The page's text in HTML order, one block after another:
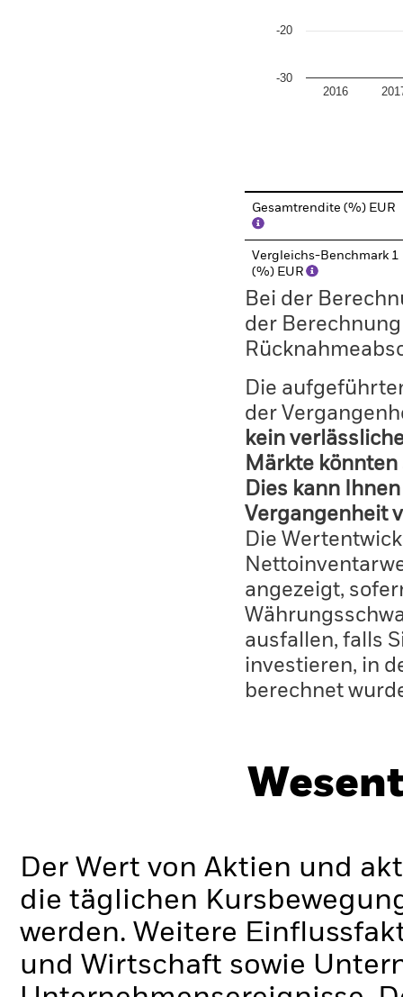
2016
-30
-20
Gesamtrendite (%) EUR
Vergleichs-Benchmark 1
(%) EUR
Bei der
der
Die
der
kein
Märkte
Dies kann
Vergangenheit
Die
angezeigt,
ausfallen, falls
investieren, in
berechnet
Der Wert von Aktien und
die täglichen
werden. Weitere
und Wirtschaft sowie